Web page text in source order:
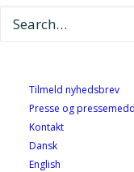
Tilmeld nyhedsbrev
Presse og
Kontakt
Dansk
English
test- og
Sammen med
ATV og IDA
25. september